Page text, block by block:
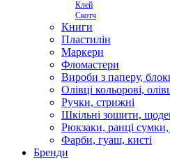
Клей
Скотч
Книги
Пластилін
Маркери
Фломастери
Вироби з паперу,
Олівці кольорові,
Ручки, стрижні
Шкільні зошити,
Рюкзаки, ранці
Фарби, гуаш, кисті
Бренди